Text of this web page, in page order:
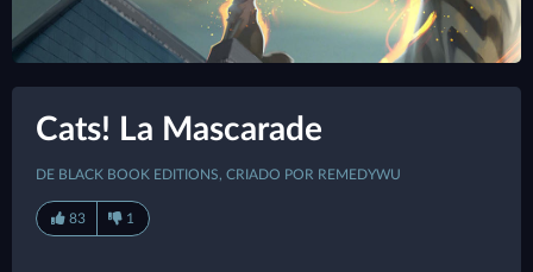
Cats! La Mascarade
DE BLACK BOOK EDITIONS, CRIADO POR REMEDYWU
83 1